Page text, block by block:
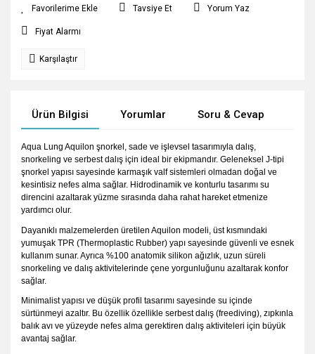
Tavsiye Et Yorum Yaz
Fiyat Alarmı
Karşılaştır
Ürün Bilgisi Yorumlar Soru & Cevap
Aqua Lung Aquilon şnorkel, sade ve işlevsel tasarımıyla dalış,
snorkeling ve serbest dalış için ideal bir ekipmandır. Geleneksel J-tipi
şnorkel yapısı sayesinde karmaşık valf sistemleri olmadan doğal ve
kesintisiz nefes alma sağlar. Hidrodinamik ve konturlu tasarımı su
direncini azaltarak yüzme sırasında daha rahat hareket etmenize
yardımcı olur.
Dayanıklı malzemelerden üretilen Aquilon modeli, üst kısmındaki
yumuşak TPR (Thermoplastic Rubber) yapı sayesinde güvenli ve esnek
kullanım sunar. Ayrıca %100 anatomik silikon ağızlık, uzun süreli
snorkeling ve dalış aktivitelerinde çene yorgunluğunu azaltarak konfor
sağlar.
Minimalist yapısı ve düşük profil tasarımı sayesinde su içinde
sürtünmeyi azaltır. Bu özellik özellikle serbest dalış (freediving), zıpkınla
balık avı ve yüzeyde nefes alma gerektiren dalış aktiviteleri için büyük
avantaj sağlar.